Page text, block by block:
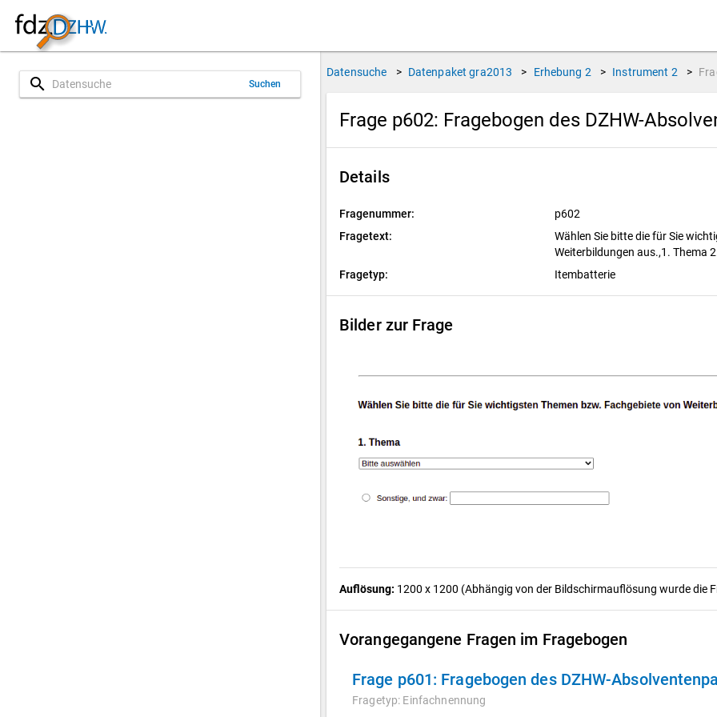
search Suchen
Datensuche > Datenpaket gra2013 > Erhebung 2 > Instrument 2 >
Frage p602: Fragebogen des DZHW-
Details
Fragenummer:
p602
Fragetext:
Wählen Sie bitte die für Sie
Weiterbildungen aus.,1. Thema
Fragetyp:
Itembatterie
Bilder zur Frage
Auflösung: 1200 x 1200 (Abhängig von der Bildschirmauflösung wurde die
Vorangegangene Fragen im Fragebogen
Frage p601: Fragebogen des DZHW-
Fragetyp: Einfachnennung